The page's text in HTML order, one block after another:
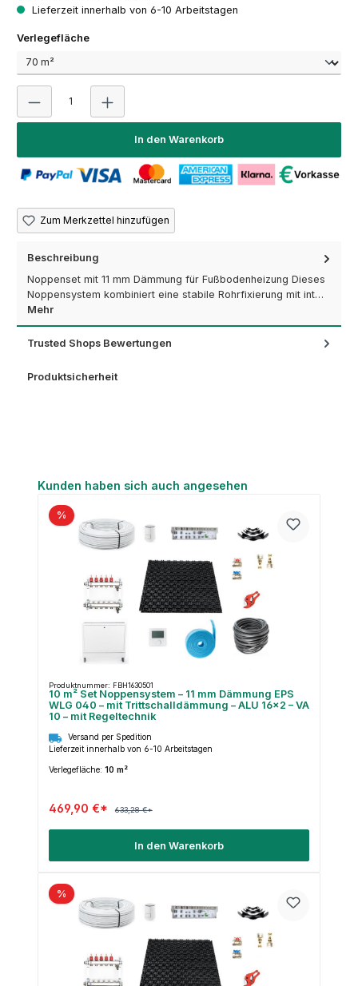
Lieferzeit innerhalb von 6-10 Arbeitstagen
Verlegeflächeauswählen
Produkt Anzahl: Gib den gewünschten Wert ein
In den Warenkorb
Zum Merkzettel hinzufügen
Beschreibung
Noppenset mit 11 mm Dämmung für Fußbodenheizung Dieses
Noppensystem kombiniert eine stabile Rohrfixierung mit int…
Mehr
Trusted Shops Bewertungen
Produktsicherheit
Produktgalerie überspringen
Kunden haben sich auch angesehen
%
Produktnummer: FBH1630501
10 m² Set Noppensystem – 11 mm Dämmung EPS
WLG 040 – mit Trittschalldämmung – ALU 16×2 – VA
10 – mit Regeltechnik
Versand per Spedition
Lieferzeit innerhalb von 6-10 Arbeitstagen
Verlegefläche: 10 m²
469,90 €* 633,28 €*
In den Warenkorb
%